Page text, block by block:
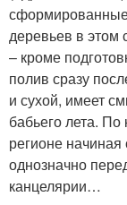
сформированные
деревьев в этом
– кроме
полив сразу
и сухой, имеет
бабьего лета.
регионе
однозначно
канцелярии…